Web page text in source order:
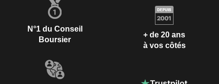
N°1 du Conseil
Boursier
+ de 20 ans
à vos côtés